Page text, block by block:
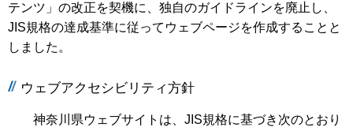
テンツ」の改正を契機に、独自のガイドラインを廃止し、
JIS規格の達成基準に従ってウェブページを作成することと
しました。
ウェブアクセシビリティ方針
神奈川県ウェブサイトは、JIS規格に基づき次のとおり